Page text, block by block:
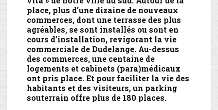
place, plus d’une dizaine de nouveaux
commerces, dont une terrasse des plus
agréables, se sont installés ou sont en
cours d’installation, revigorant la vie
commerciale de Dudelange. Au-dessus
des commerces, une centaine de
logements et cabinets (para)médicaux
ont pris place. Et pour faciliter la vie des
habitants et des visiteurs, un parking
souterrain offre plus de 180 places.